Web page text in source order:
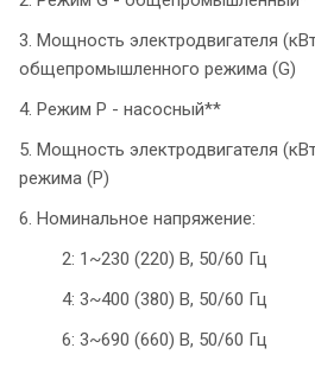
3. Мощность электродвигателя
общепромышленного режима (G)
4. Режим P - насосный**
5. Мощность электродвигателя
режима (P)
6. Номинальное напряжение:
2: 1~230 (220) В, 50/60 Гц
4: 3~400 (380) В, 50/60 Гц
6: 3~690 (660) В, 50/60 Гц